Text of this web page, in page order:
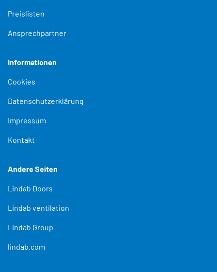
Preislisten
Ansprechpartner
Informationen
Cookies
Datenschutzerklärung
Impressum
Kontakt
Andere Seiten
Lindab Doors
Lindab ventilation
Lindab Group
lindab.com